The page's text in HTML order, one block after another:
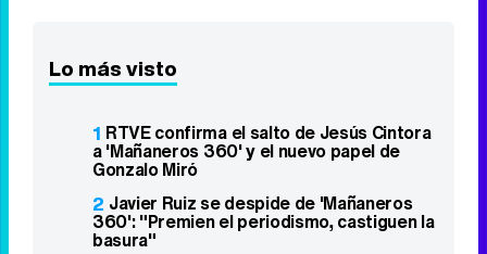
Lo más visto
1 RTVE confirma el salto de Jesús Cintora
a 'Mañaneros 360' y el nuevo papel de
Gonzalo Miró
2 Javier Ruiz se despide de 'Mañaneros
360': "Premien el periodismo, castiguen la
basura"